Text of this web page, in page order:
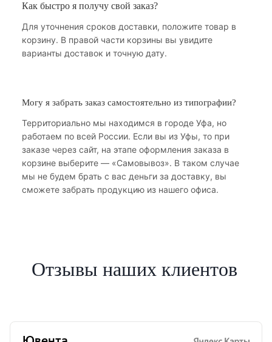
Как быстро я получу свой заказ?
Для уточнения сроков доставки, положите товар в
корзину. В правой части корзины вы увидите
варианты доставок и точную дату.
Могу я забрать заказ самостоятельно из типографии?
Территориально мы находимся в городе Уфа, но
работаем по всей России. Если вы из Уфы, то при
заказе через сайт, на этапе оформления заказа в
корзине выберите — «Самовывоз». В таком случае
мы не будем брать с вас деньги за доставку, вы
сможете забрать продукцию из нашего офиса.
Отзывы наших клиентов